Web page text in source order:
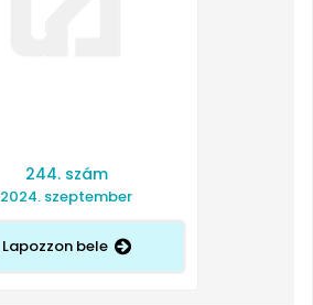
244. szám
2024. szeptember
Lapozzon bele